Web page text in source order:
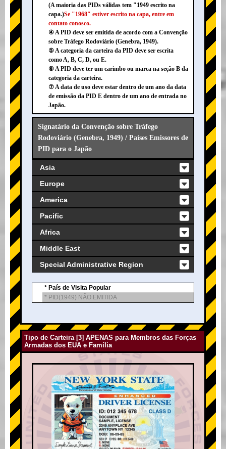
(A maioria das PIDs válidas tem "1949 escrito na
capa.)Se "1968" estiver escrito na capa, entre em
contato conosco.
④ A PID deve ser emitida de acordo com a Convenção
sobre Tráfego Rodoviário (Genebra, 1949).
⑤ A categoria da carteira da PID deve ser escrita
como A, B, C, D, ou E.
⑥ A PID deve ter um carimbo ou marca na seção B da
categoria da carteira.
⑦ A data de uso deve estar dentro de um ano da data
de emissão da PID E dentro de um ano de entrada no
Japão.
Signatário da Convenção sobre Tráfego
Rodoviário (Genebra, 1949) / Países Emissores de
PID para o Japão
Asia
Europe
America
Pacific
Africa
Middle East
Special Administrative Region
* País de Visita Popular
* PID(1949) NÃO EMITIDA
Tipo de Carteira [3] APENAS para Membros das Forças
Armadas dos EUA e Família